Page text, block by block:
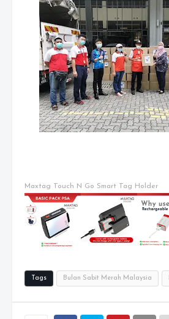
Maxtag Touch N Go Smart Tag Holder
Tags Bulan Sabit Merah Malaysia